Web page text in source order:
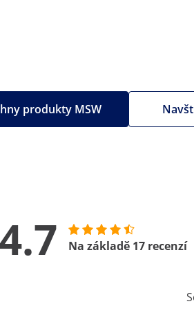
produkty MSW
4.7 Na základě 17 recenzí